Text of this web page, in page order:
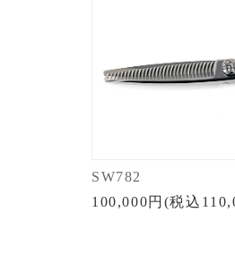
SW782
100,000円(税込